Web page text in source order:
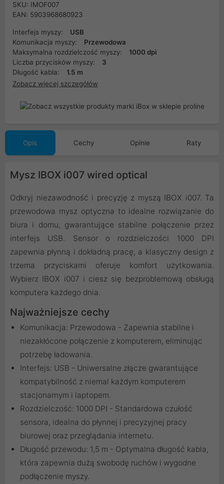
SKU: IMOF007
EAN: 5903968680923
Interfejs myszy:
USB
Komunikacja myszy:
Przewodowa
Maksymalna rozdzielczość myszy:
1000 dpi
Liczba przycisków myszy:
3
Długość kabla:
1.5 m
Zobacz więcej szczegółów
Opis Cechy Opinie Raty
Mysz IBOX i007 wired optical
Odkryj niezawodność i precyzję z myszą IBOX i007. Ta
przewodowa mysz optyczna to idealne rozwiązanie do
biura i domu, gwarantujące stabilne połączenie przez
interfejs USB. Sensor o rozdzielczości 1000 DPI
zapewnia płynną i dokładną pracę, a klasyczny design z
trzema przyciskami oferuje komfort użytkowania.
Wybierz IBOX i007 i ciesz się bezproblemową obsługą
komputera każdego dnia.
Najważniejsze cechy
Komunikacja: Przewodowa - Zapewnia stabilne i
niezakłócone połączenie z komputerem, eliminując
potrzebę ładowania.
Interfejs: USB - Uniwersalne złącze gwarantujące
kompatybilność z niemal każdym komputerem
stacjonarnym i laptopem.
Rozdzielczość: 1000 DPI - Standardowa czułość
sensora, idealna do płynnej i precyzyjnej pracy
biurowej oraz przeglądania internetu.
Długość przewodu: 1,5 m - Optymalna długość kabla,
która zapewnia dużą swobodę ruchów i wygodne
podłączenie myszy.